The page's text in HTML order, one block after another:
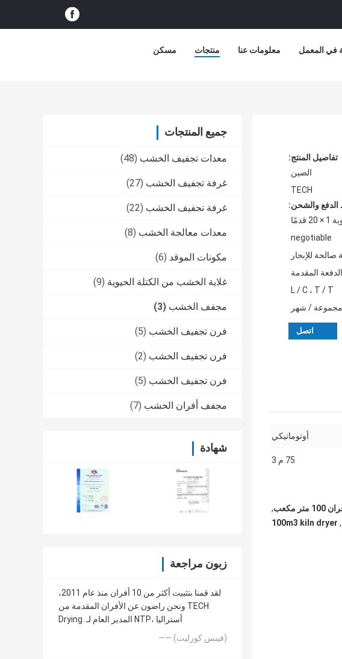
مسكن منتجات معلومات عنا في المعمل
جميع المنتجات
معدات تجفيف الخشب (48)
غرفة تجفيف الخشب (27)
غرفة تجفيف الخشب (22)
معدات معالجة الخشب (8)
مكونات الموقد (6)
غلاية الخشب من الكتلة الحيوية (9)
مجفف الخشب (3)
فرن تجفيف الخشب (5)
فرن تجفيف الخشب (2)
فرن تجفيف الخشب (5)
مجفف أفران الخشب (7)
شهادة
زبون مراجعة
لقد قمنا بتثبيت أكثر من 10 أفران منذ عام 2011،
ونحن راضون عن الأفران المقدمة من TECH
Drying. المدير العام لـ NTP، أستراليا
—— (فينس كورليت)
تفاصيل المنتج:
الصين
TECH
والشحن:
قدمًا
negotiable
صالحة للإبحار
L / C ، T / T
اتصل
أوتوماتيكي
75 م 3
,
,
100m3 kiln dryer